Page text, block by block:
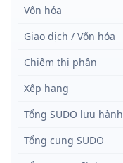
Vốn hóa
Giao dịch / Vốn hóa
Chiếm thị phần
Xếp hạng
Tổng SUDO lưu hành
Tổng cung SUDO